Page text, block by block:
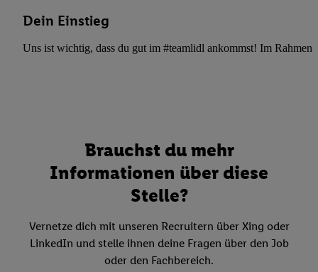
Dein Einstieg
Uns ist wichtig, dass du gut im #teamlidl ankommst! Im Rahmen
Brauchst du mehr
Informationen über diese
Stelle?
Vernetze dich mit unseren Recruitern über Xing oder
LinkedIn und stelle ihnen deine Fragen über den Job
oder den Fachbereich.